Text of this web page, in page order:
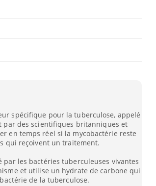
spécifique pour la tuberculose, appelé
par des scientifiques britanniques et
en temps réel si la mycobactérie reste
qui reçoivent un traitement.
par les bactéries tuberculeuses vivantes
et utilise un hydrate de carbone qui
de la tuberculose.